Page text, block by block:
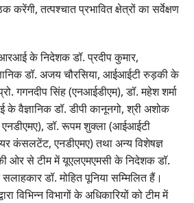
करेंगी, तत्पश्चात प्रभावित क्षेत्रों का सर्वेक्षण
के निदेशक डॉ. प्रदीप कुमार,
डॉ. अजय चौरसिया, आईआईटी रुड़की के
गगनदीप सिंह (एनआईडीएम), डॉ. महेश शर्मा
वैज्ञानिक डॉ. डीपी कानूनगो, श्री अशोक
डॉ. रूपम शुक्ला (आईआईटी
कंसलटेंट, एनडीएमए) तथा अन्य विशेषज्ञ
ओर से टीम में यूएलएमएमसी के निदेशक डॉ.
डॉ. मोहित पूनिया सम्मिलित हैं।
विभिन्न विभागों के अधिकारियों को टीम में